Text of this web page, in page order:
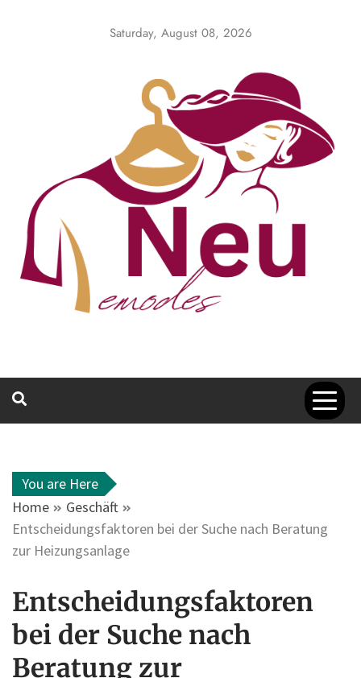
Saturday, August 08, 2026
You are Here
Home
Geschäft
Entscheidungsfaktoren bei der Suche nach Beratung
zur Heizungsanlage
Entscheidungsfaktoren
bei der Suche nach
Beratung zur